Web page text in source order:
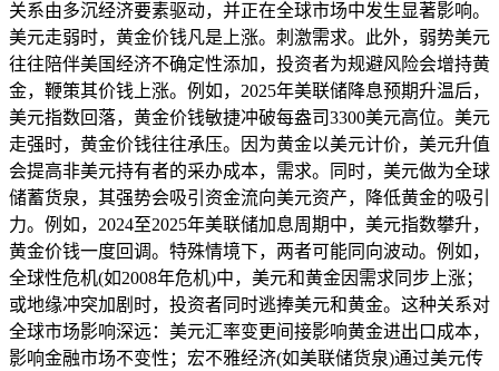
关系由多沉经济要素驱动，并正在全球市场中发生显著影响。
美元走弱时，黄金价钱凡是上涨。刺激需求。此外，弱势美元
往往陪伴美国经济不确定性添加，投资者为规避风险会增持黄
金，鞭策其价钱上涨。例如，2025年美联储降息预期升温后，
美元指数回落，黄金价钱敏捷冲破每盎司3300美元高位。美元
走强时，黄金价钱往往承压。因为黄金以美元计价，美元升值
会提高非美元持有者的采办成本，需求。同时，美元做为全球
储蓄货泉，其强势会吸引资金流向美元资产，降低黄金的吸引
力。例如，2024至2025年美联储加息周期中，美元指数攀升，
黄金价钱一度回调。特殊情境下，两者可能同向波动。例如，
全球性危机(如2008年危机)中，美元和黄金因需求同步上涨；
或地缘冲突加剧时，投资者同时逃捧美元和黄金。这种关系对
全球市场影响深远：美元汇率变更间接影响黄金进出口成本，
影响金融市场不变性；宏不雅经济(如美联储货泉)通过美元传